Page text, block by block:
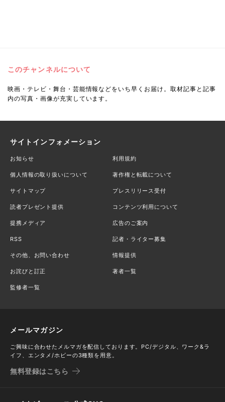
このチャンネルについて
映画・テレビ・舞台・芸能情報などをいち早くお届け。取材記事と記事
内の写真・画像が充実しています。
サイトインフォメーション
お知らせ 利用規約
個人情報の取り扱いについて 著作権と転載について
サイトマップ プレスリリース受付
読者プレゼント提供 コンテンツ利用について
提携メディア 広告のご案内
RSS 記者・ライター募集
その他、お問い合わせ 情報提供
お詫びと訂正 著者一覧
監修者一覧
メールマガジン
ご興味に合わせたメルマガを配信しております。PC/デジタル、ワーク&ラ
イフ、エンタメ/ホビーの3種類を用意。
無料登録はこちら